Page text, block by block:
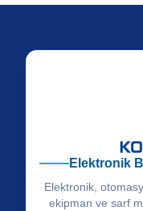
Elektronik
Elektronik,
ekipman ve sarf